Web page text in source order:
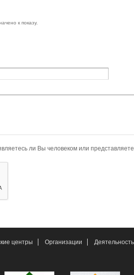
к показу.
представляете из себя
центры Организации Деятельность